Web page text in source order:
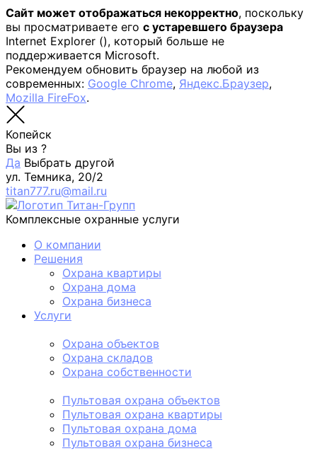
Сайт может отображаться некорректно, поскольку
вы просматриваете его с устаревшего браузера
Internet Explorer (), который больше не
поддерживается Microsoft.
Рекомендуем обновить браузер на любой из
современных: Google Chrome, Яндекс.Браузер,
Mozilla FireFox.
Копейск
Вы из ?
Да Выбрать другой
ул. Темника, 20/2
titan777.ru@mail.ru
Комплексные охранные услуги
О компании
Решения
Охрана квартиры
Охрана дома
Охрана бизнеса
Услуги
Охрана объектов
Охрана складов
Охрана собственности
Пультовая охрана объектов
Пультовая охрана квартиры
Пультовая охрана дома
Пультовая охрана бизнеса